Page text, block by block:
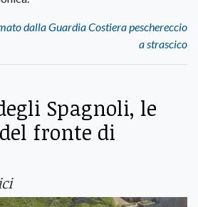
dalla Guardia Costiera peschereccio
a strascico
Spagnoli, le
fronte di